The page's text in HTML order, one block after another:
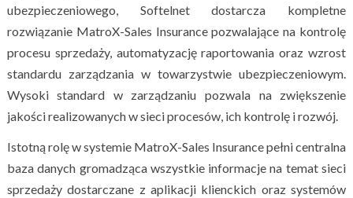
ubezpieczeniowego, Softelnet dostarcza kompletne
rozwiązanie MatroX-Sales Insurance pozwalające na kontrolę
procesu sprzedaży, automatyzację raportowania oraz wzrost
standardu zarządzania w towarzystwie ubezpieczeniowym.
Wysoki standard w zarządzaniu pozwala na zwiększenie
jakości realizowanych w sieci procesów, ich kontrolę i rozwój.
Istotną rolę w systemie MatroX-Sales Insurance pełni centralna
baza danych gromadząca wszystkie informacje na temat sieci
sprzedaży dostarczane z aplikacji klienckich oraz systemów